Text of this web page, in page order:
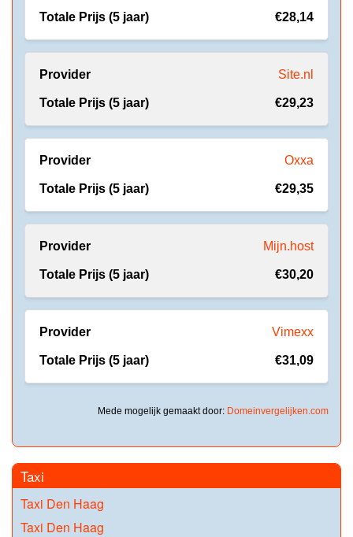
€28,14
Site.nl
€29,23
Oxxa
€29,35
Mijn.host
€30,20
Vimexx
€31,09
Mede mogelijk gemaakt door: Domeinvergelijken.com
Taxi
Taxi Den Haag
Taxi Den Haag